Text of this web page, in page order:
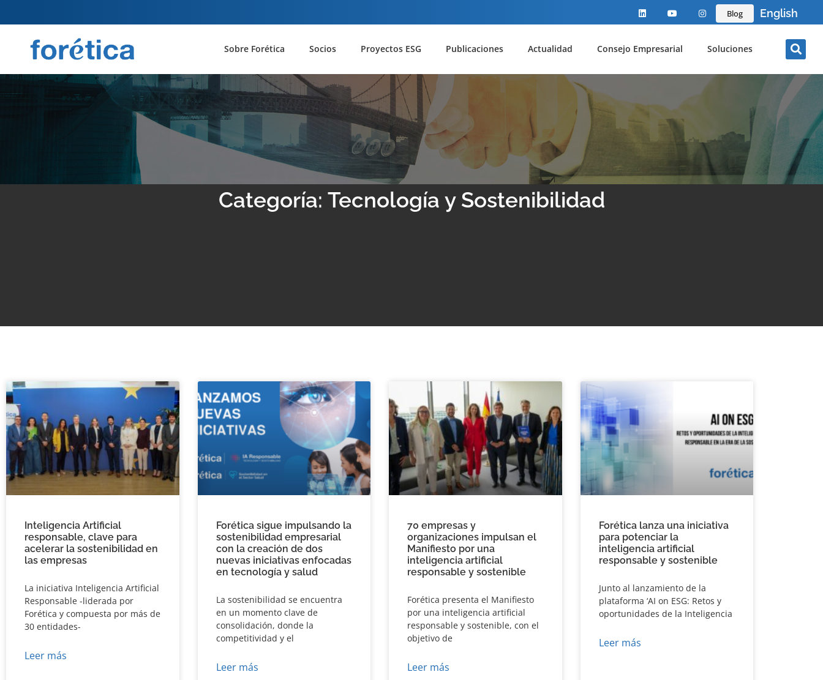
Blog English
Sobre Forética Socios Proyectos ESG Publicaciones Actualidad Consejo Empresarial Soluciones
Categoría: Tecnología y Sostenibilidad
Inteligencia Artificial
responsable, clave para
acelerar la sostenibilidad en
las empresas
La iniciativa Inteligencia Artificial
Responsable -liderada por
Forética y compuesta por más de
30 entidades-
Leer más
Forética sigue impulsando la
sostenibilidad empresarial
con la creación de dos
nuevas iniciativas enfocadas
en tecnología y salud
La sostenibilidad se encuentra
en un momento clave de
consolidación, donde la
competitividad y el
Leer más
70 empresas y
organizaciones impulsan el
Manifiesto por una
inteligencia artificial
responsable y sostenible
Forética presenta el Manifiesto
por una inteligencia artificial
responsable y sostenible, con el
objetivo de
Leer más
Forética lanza una iniciativa
para potenciar la
inteligencia artificial
responsable y sostenible
Junto al lanzamiento de la
plataforma ‘AI on ESG: Retos y
oportunidades de la Inteligencia
Leer más